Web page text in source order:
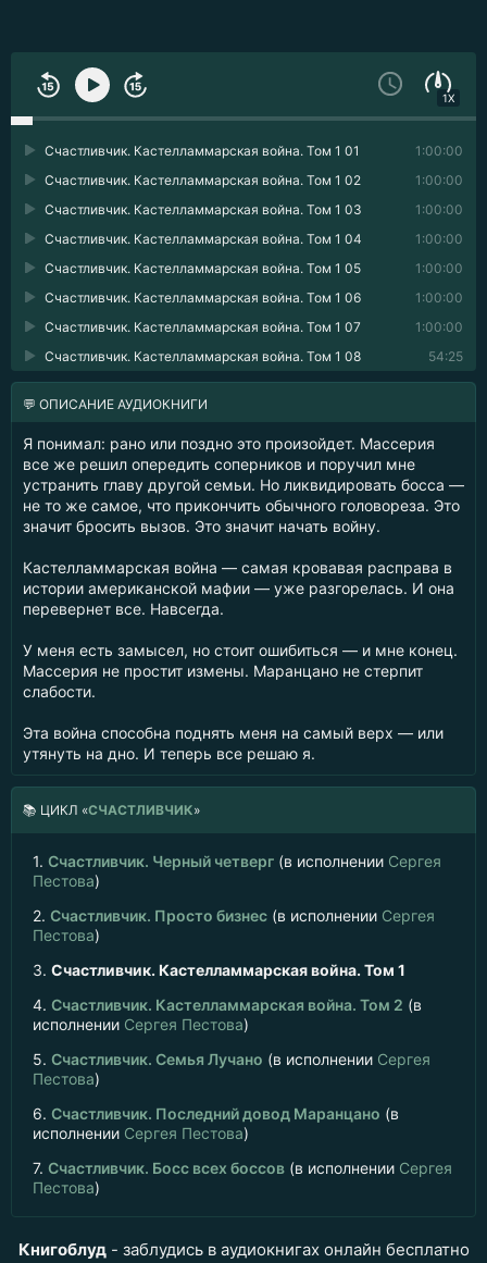
1X
1:00:00
Счастливчик. Кастелламмарская война. Том 1 01
1:00:00
Счастливчик. Кастелламмарская война. Том 1 02
1:00:00
Счастливчик. Кастелламмарская война. Том 1 03
1:00:00
Счастливчик. Кастелламмарская война. Том 1 04
1:00:00
Счастливчик. Кастелламмарская война. Том 1 05
1:00:00
Счастливчик. Кастелламмарская война. Том 1 06
1:00:00
Счастливчик. Кастелламмарская война. Том 1 07
54:25
Счастливчик. Кастелламмарская война. Том 1 08
💬 ОПИСАНИЕ АУДИОКНИГИ
Я понимал: рано или поздно это произойдет. Массерия
все же решил опередить соперников и поручил мне
устранить главу другой семьи. Но ликвидировать босса —
не то же самое, что прикончить обычного головореза. Это
значит бросить вызов. Это значит начать войну.
Кастелламмарская война — самая кровавая расправа в
истории американской мафии — уже разгорелась. И она
перевернет все. Навсегда.
У меня есть замысел, но стоит ошибиться — и мне конец.
Массерия не простит измены. Маранцано не стерпит
слабости.
Эта война способна поднять меня на самый верх — или
утянуть на дно. И теперь все решаю я.
📚 ЦИКЛ «СЧАСТЛИВЧИК»
1. Счастливчик. Черный четверг (в исполнении Сергея
Пестова)
2. Счастливчик. Просто бизнес (в исполнении Сергея
Пестова)
3. Счастливчик. Кастелламмарская война. Том 1
4. Счастливчик. Кастелламмарская война. Том 2 (в
исполнении Сергея Пестова)
5. Счастливчик. Семья Лучано (в исполнении Сергея
Пестова)
6. Счастливчик. Последний довод Маранцано (в
исполнении Сергея Пестова)
7. Счастливчик. Босс всех боссов (в исполнении Сергея
Пестова)
Книгоблуд- заблудись в аудиокнигах онлайн бесплатно